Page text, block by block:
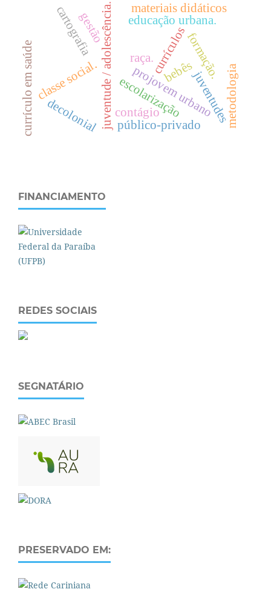
currículos
projovem urbano
juventude / adolescência. educação urbana.
c
l
a
s
s
e
s
o
c
i
a
l
.
raça.
gestão
juventudes
escolarização
materiais didáticos
público-privado
formação.
decolonial
bebês
contágio
cartografia
metodologia
currículo em saúde
FINANCIAMENTO
REDES SOCIAIS
SEGNATÁRIO
PRESERVADO EM: